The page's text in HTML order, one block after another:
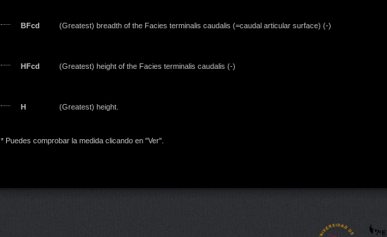
* Puedes comprobar la medida clicando en "Ver".
BFcd (Greatest) breadth of the Facies terminalis caudalis (=caudal articular surface) (-)
HFcd (Greatest) height of the Facies terminalis caudalis (-)
H (Greatest) height.